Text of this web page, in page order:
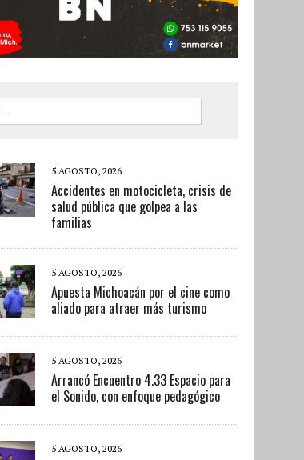
5 AGOSTO, 2026
Accidentes en motocicleta, crisis de
salud pública que golpea a las
familias
5 AGOSTO, 2026
Apuesta Michoacán por el cine como
aliado para atraer más turismo
5 AGOSTO, 2026
Arrancó Encuentro 4.33 Espacio para
el Sonido, con enfoque pedagógico
5 AGOSTO, 2026